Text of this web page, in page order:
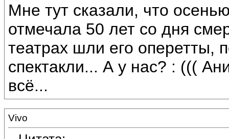
Мне тут сказали, что
отмечала 50 лет со дня
театрах шли его оперетты,
спектакли... А у нас? : (((
всё...
Vivo